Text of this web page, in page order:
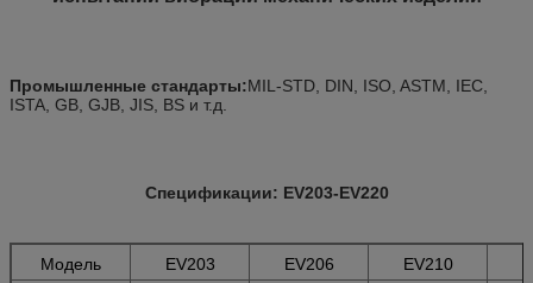
Промышленные стандарты:MIL-STD, DIN, ISO, ASTM, IEC,
ISTA, GB, GJB, JIS, BS и т.д.
Спецификации: EV203-EV220
Модель EV203 EV206 EV210